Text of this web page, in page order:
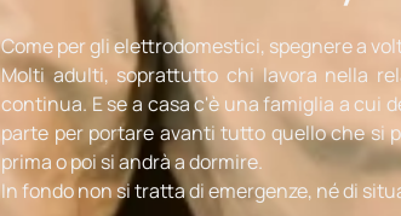
Come per gli elettrodomestici, spegnere a
Molti adulti, soprattutto chi lavora nella
continua. E se a casa c'è una famiglia a cui
parte per portare avanti tutto quello che si
prima o poi si andrà a dormire.
In fondo non si tratta di emergenze, né di